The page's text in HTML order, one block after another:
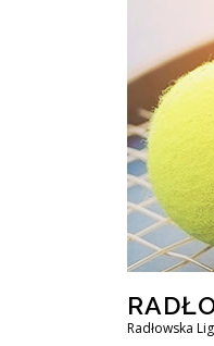
Radłowska